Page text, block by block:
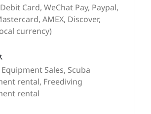
Sales, Scuba
rental, Freediving
rental
Card, WeChat Pay, Paypal,
AMEX, Discover,
currency)